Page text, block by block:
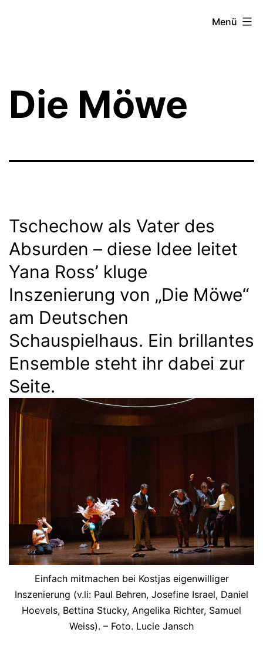
Menü
Die Möwe
Tschechow als Vater des
Absurden – diese Idee leitet
Yana Ross’ kluge
Inszenierung von „Die Möwe“
am Deutschen
Schauspielhaus. Ein brillantes
Ensemble steht ihr dabei zur
Seite.
Einfach mitmachen bei Kostjas eigenwilliger
Inszenierung (v.li: Paul Behren, Josefine Israel, Daniel
Hoevels, Bettina Stucky, Angelika Richter, Samuel
Weiss). – Foto. Lucie Jansch